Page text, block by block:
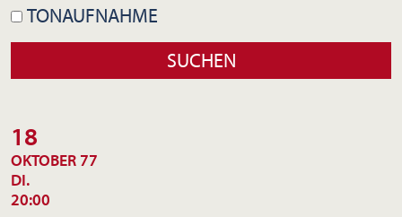
TONAUFNAHME
18
OKTOBER 77
DI.
20:00